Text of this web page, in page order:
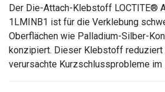
Der Die-Attach-Klebstoff LOCTITE®
1LMINB1 ist für die Verklebung
Oberflächen wie Palladium-Silber-
konzipiert. Dieser Klebstoff reduziert
verursachte Kurzschlussprobleme im